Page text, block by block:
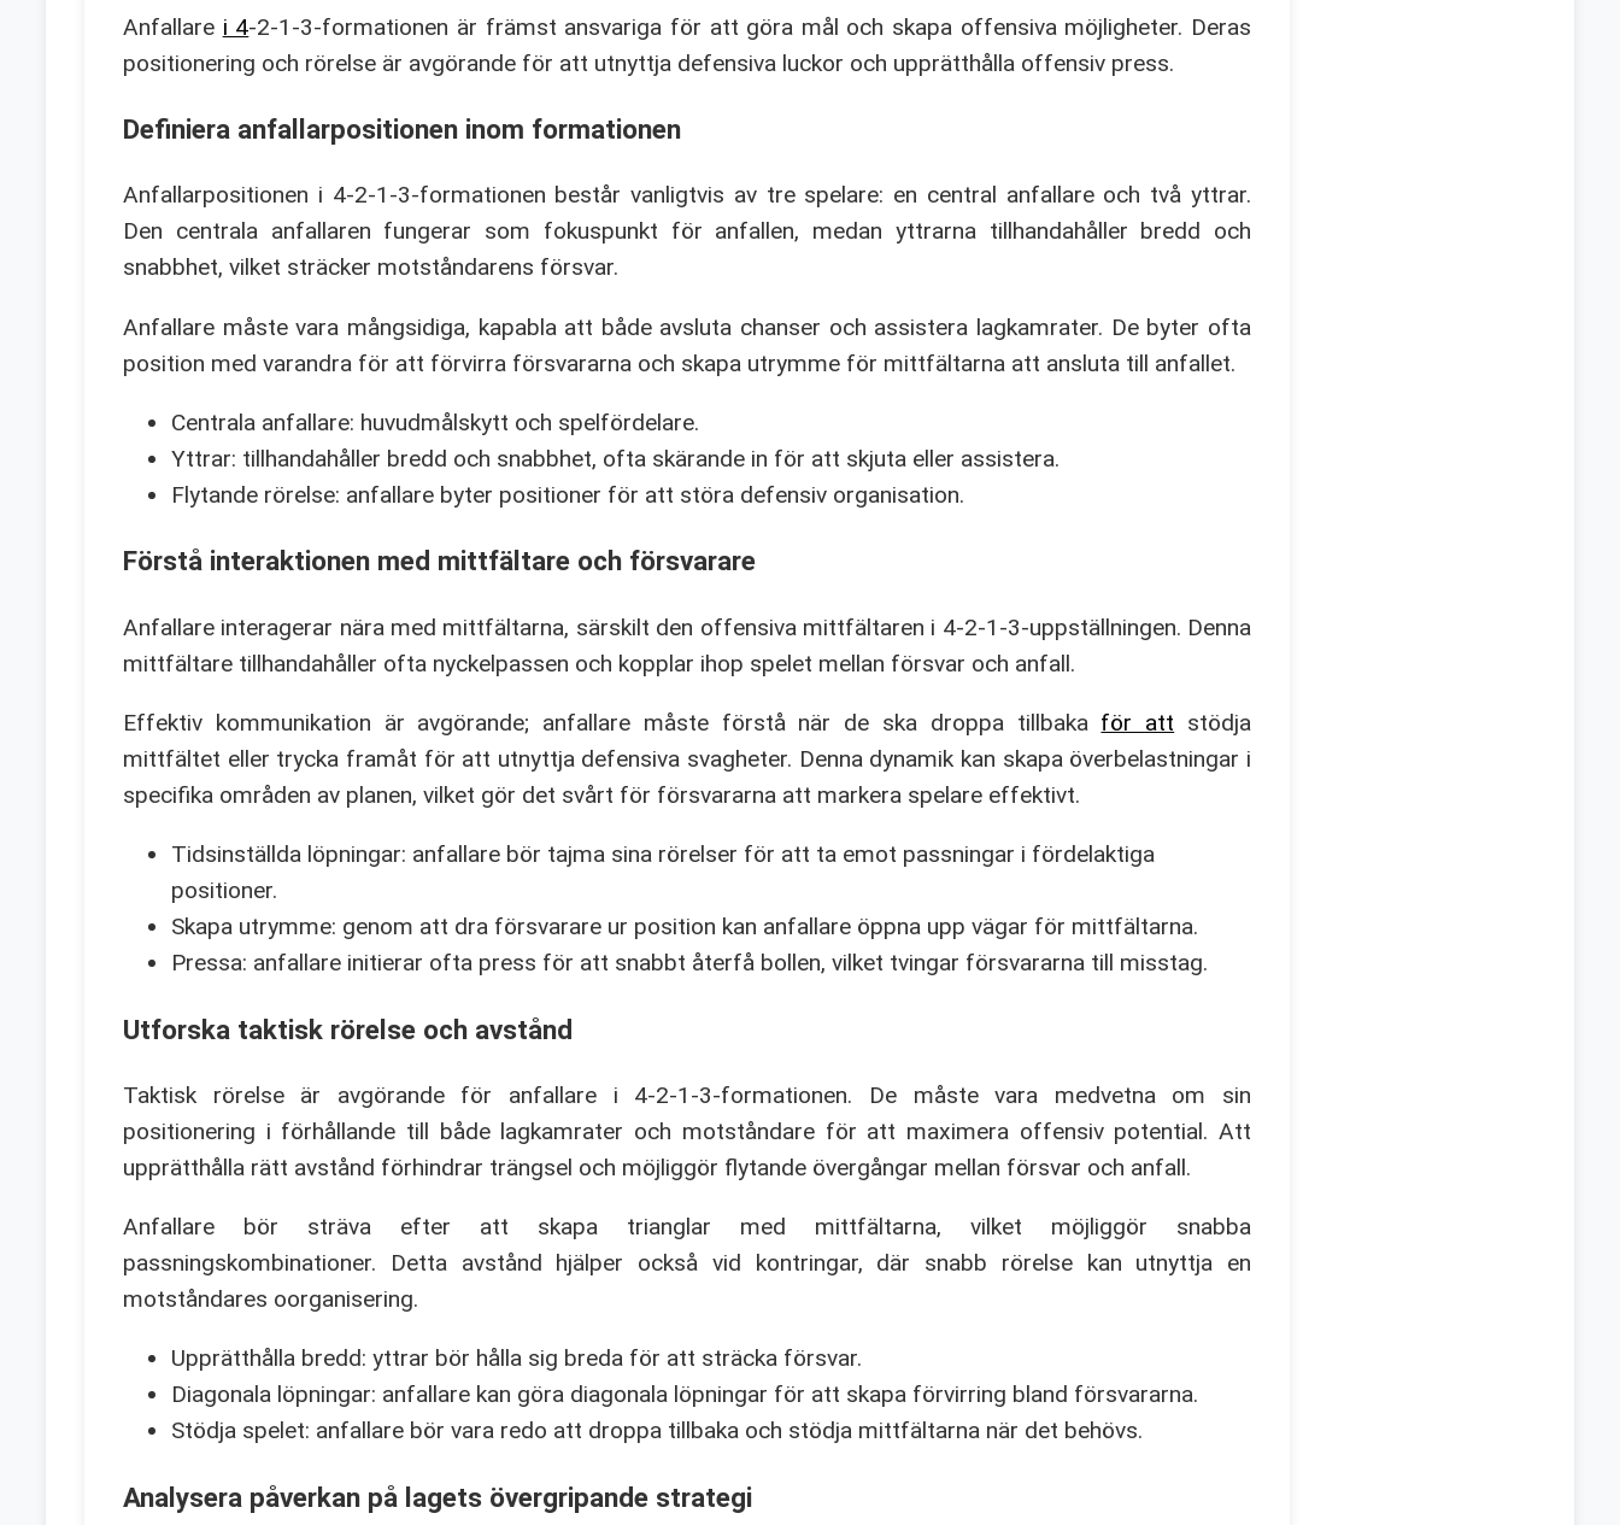
Anfallare i 4-2-1-3-formationen är främst ansvariga för att göra mål och skapa offensiva möjligheter. Deras
positionering och rörelse är avgörande för att utnyttja defensiva luckor och upprätthålla offensiv press.
Definiera anfallarpositionen inom formationen
Anfallarpositionen i 4-2-1-3-formationen består vanligtvis av tre spelare: en central anfallare och två yttrar.
Den centrala anfallaren fungerar som fokuspunkt för anfallen, medan yttrarna tillhandahåller bredd och
snabbhet, vilket sträcker motståndarens försvar.
Anfallare måste vara mångsidiga, kapabla att både avsluta chanser och assistera lagkamrater. De byter ofta
position med varandra för att förvirra försvararna och skapa utrymme för mittfältarna att ansluta till anfallet.
Centrala anfallare: huvudmålskytt och spelfördelare.
Yttrar: tillhandahåller bredd och snabbhet, ofta skärande in för att skjuta eller assistera.
Flytande rörelse: anfallare byter positioner för att störa defensiv organisation.
Förstå interaktionen med mittfältare och försvarare
Anfallare interagerar nära med mittfältarna, särskilt den offensiva mittfältaren i 4-2-1-3-uppställningen. Denna
mittfältare tillhandahåller ofta nyckelpassen och kopplar ihop spelet mellan försvar och anfall.
Effektiv kommunikation är avgörande; anfallare måste förstå när de ska droppa tillbaka för att stödja
mittfältet eller trycka framåt för att utnyttja defensiva svagheter. Denna dynamik kan skapa överbelastningar i
specifika områden av planen, vilket gör det svårt för försvararna att markera spelare effektivt.
Tidsinställda löpningar: anfallare bör tajma sina rörelser för att ta emot passningar i fördelaktiga
positioner.
Skapa utrymme: genom att dra försvarare ur position kan anfallare öppna upp vägar för mittfältarna.
Pressa: anfallare initierar ofta press för att snabbt återfå bollen, vilket tvingar försvararna till misstag.
Utforska taktisk rörelse och avstånd
Taktisk rörelse är avgörande för anfallare i 4-2-1-3-formationen. De måste vara medvetna om sin
positionering i förhållande till både lagkamrater och motståndare för att maximera offensiv potential. Att
upprätthålla rätt avstånd förhindrar trängsel och möjliggör flytande övergångar mellan försvar och anfall.
Anfallare bör sträva efter att skapa trianglar med mittfältarna, vilket möjliggör snabba
passningskombinationer. Detta avstånd hjälper också vid kontringar, där snabb rörelse kan utnyttja en
motståndares oorganisering.
Upprätthålla bredd: yttrar bör hålla sig breda för att sträcka försvar.
Diagonala löpningar: anfallare kan göra diagonala löpningar för att skapa förvirring bland försvararna.
Stödja spelet: anfallare bör vara redo att droppa tillbaka och stödja mittfältarna när det behövs.
Analysera påverkan på lagets övergripande strategi